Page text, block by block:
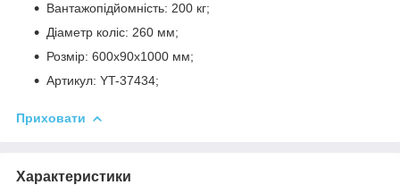
Вантажопідйомність: 200 кг;
Діаметр коліс: 260 мм;
Розмір: 600x90x1000 мм;
Артикул: YT-37434;
Приховати
Характеристики